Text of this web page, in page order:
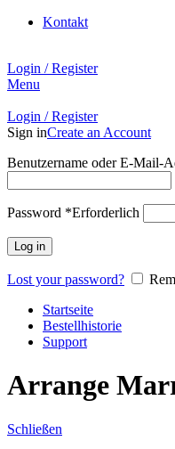
Kontakt
Login / Register
Menu
Login / Register
Sign inCreate an Account
Benutzername oder E-Mail-
Password *Erforderlich
Log in
Lost your password?
Startseite
Bestellhistorie
Support
Arrange
Schließen